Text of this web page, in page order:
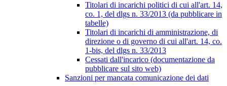
Titolari di incarichi politici di cui all'art. 14,
co. 1, del dlgs n. 33/2013 (da pubblicare in
tabelle)
Titolari di incarichi di amministrazione, di
direzione o di governo di cui all'art. 14, co.
1-bis, del dlgs n. 33/2013
Cessati dall'incarico (documentazione da
pubblicare sul sito web)
Sanzioni per mancata comunicazione dei dati